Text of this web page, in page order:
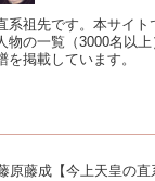
系祖先です。本サイト
物の一覧（3000名以
掲載しています。
原藤成【今上天皇の直